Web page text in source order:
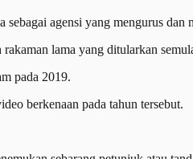
agensi yang mengurus
lama yang ditularkan
pada 2019.
berkenaan pada tahun tersebut.